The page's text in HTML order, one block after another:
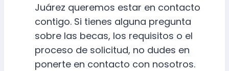
Juárez queremos estar en contacto
contigo. Si tienes alguna pregunta
sobre las becas, los requisitos o el
proceso de solicitud, no dudes en
ponerte en contacto con nosotros.